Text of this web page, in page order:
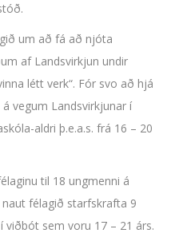
um að fá að njóta
af Landsvirkjun undir
létt verk“. Fór svo að hjá
vegum Landsvirkjunar í
aldri þ.e.a.s. frá 16 – 20
til 18 ungmenni á
naut félagið starfskrafta 9
sem voru 17 – 21 árs.